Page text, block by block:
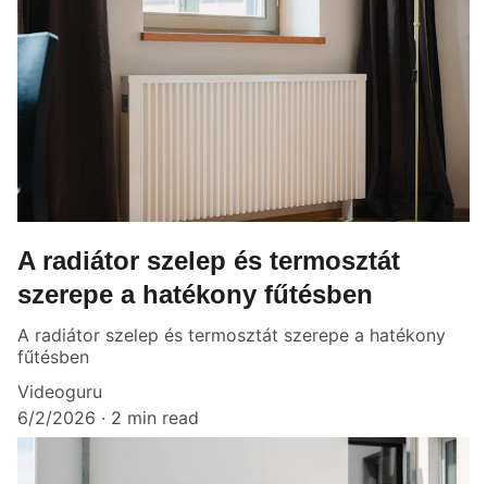
A radiátor szelep és termosztát
szerepe a hatékony fűtésben
A radiátor szelep és termosztát szerepe a hatékony
fűtésben
Videoguru
6/2/2026
2 min read